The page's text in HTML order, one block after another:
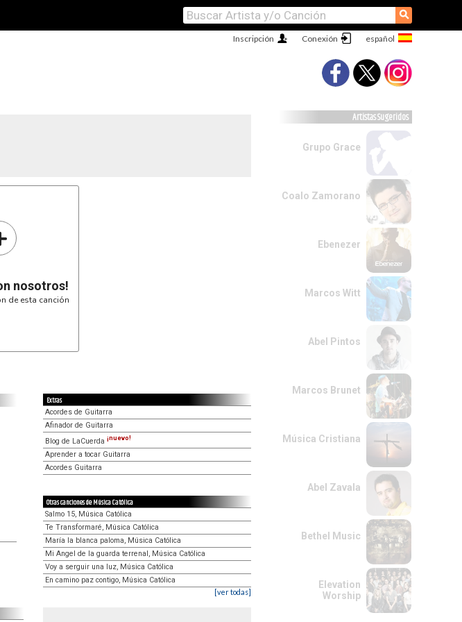
⚲
Conexión
Inscripción
nosotros!
de esta canción
Extras
Acordes de Guitarra
Afinador de Guitarra
Blog de LaCuerda ¡nuevo!
Aprender a tocar Guitarra
Acordes Guitarra
Otras canciones de Música Católica
Salmo 15, Música Católica
Te Transformaré, Música Católica
María la blanca paloma, Música Católica
Mi Angel de la guarda terrenal, Música Católica
Voy a serguir una luz, Música Católica
En camino paz contigo, Música Católica
[ver todas]
Artistas Sugeridos
Grupo Grace
Coalo Zamorano
Ebenezer
Marcos Witt
Abel Pintos
Marcos Brunet
Música Cristiana
Abel Zavala
Bethel Music
Elevation
Worship